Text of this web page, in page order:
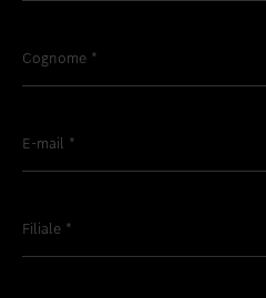
Cognome *
E-mail *
Filiale *